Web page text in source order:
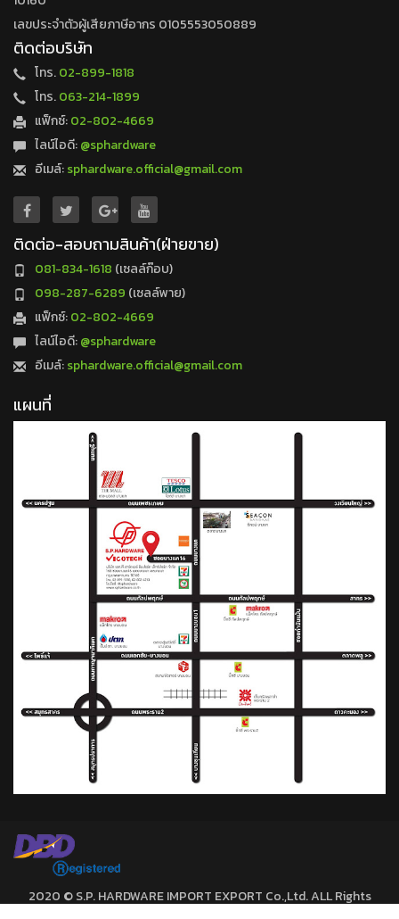
เลขประจำตัวผู้เสียภาษีอากร 0105553050889
ติดต่อบริษัท
โทร.02-899-1818
โทร.063-214-1899
แฟ็กซ์:02-802-4669
ไลน์ไอดี:@sphardware
อีเมล์:sphardware.official@gmail.com
ติดต่อ-สอบถามสินค้า(ฝ่ายขาย)
081-834-1618 (เซลล์ก๊อบ)
098-287-6289 (เซลล์พาย)
แฟ็กซ์:02-802-4669
ไลน์ไอดี:@sphardware
อีเมล์:sphardware.official@gmail.com
แผนที่
2020 © S.P. HARDWARE IMPORT EXPORT Co.,Ltd. ALL Rights